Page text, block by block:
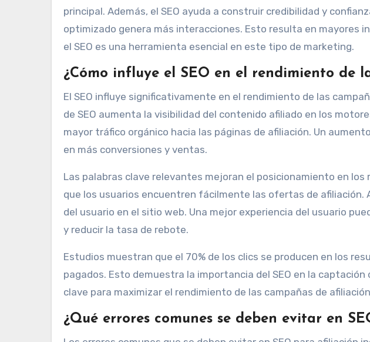
principal. Además, el SEO ayuda a construir credibilidad y
optimizado genera más interacciones. Esto resulta en mayores
el SEO es una herramienta esencial en este tipo de marketing.
¿Cómo influye el SEO en el rendimiento de
El SEO influye significativamente en el rendimiento de las
de SEO aumenta la visibilidad del contenido afiliado en los
mayor tráfico orgánico hacia las páginas de afiliación. Un
en más conversiones y ventas.
Las palabras clave relevantes mejoran el posicionamiento en
que los usuarios encuentren fácilmente las ofertas de afiliación.
del usuario en el sitio web. Una mejor experiencia del usuario
y reducir la tasa de rebote.
Estudios muestran que el 70% de los clics se producen en los
pagados. Esto demuestra la importancia del SEO en la captación
clave para maximizar el rendimiento de las campañas de
¿Qué errores comunes se deben evitar en